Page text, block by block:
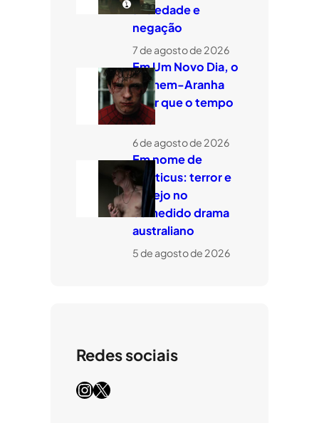
ansiedade e
negação
7 de agosto de 2026
Em Um Novo Dia, o
Homem-Aranha
quer que o tempo
voe
6 de agosto de 2026
Em nome de
Leviticus: terror e
desejo no
comedido drama
australiano
5 de agosto de 2026
Redes sociais
InstagramX